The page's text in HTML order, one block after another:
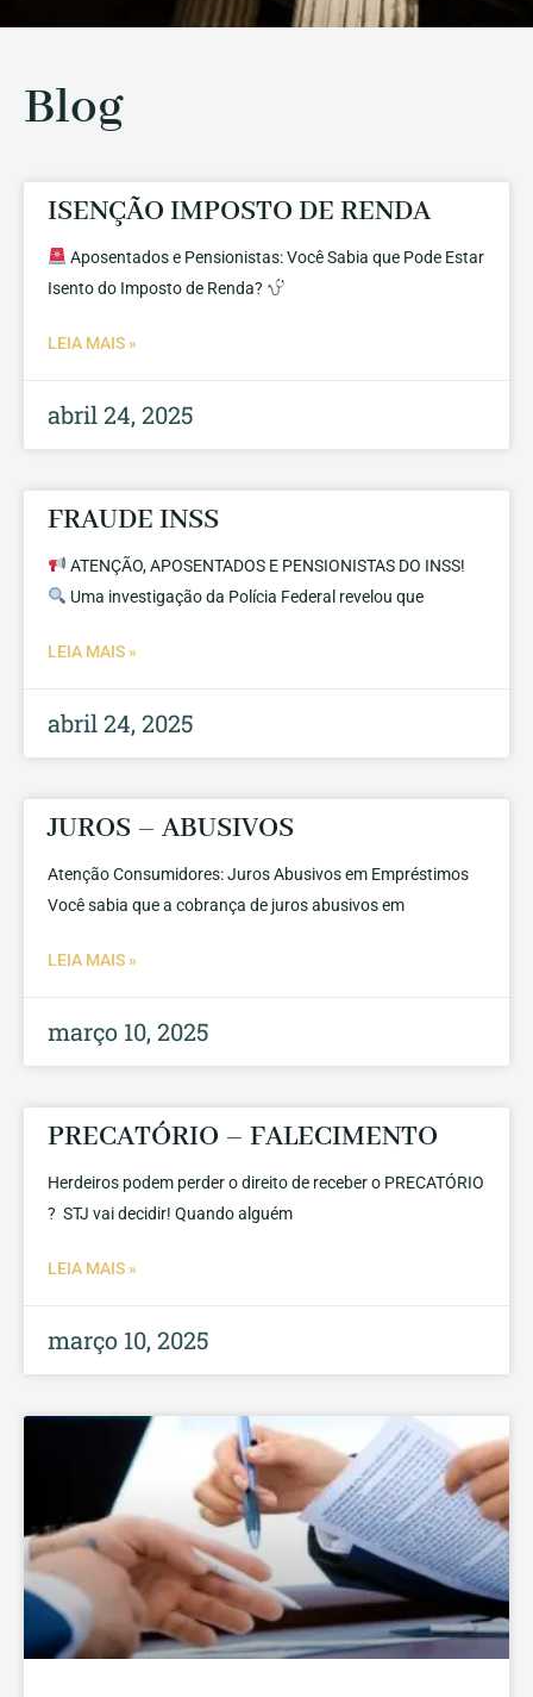
Blog
ISENÇÃO IMPOSTO DE RENDA
Aposentados e Pensionistas: Você Sabia que Pode Estar
Isento do Imposto de Renda?
LEIA MAIS »
abril 24, 2025
FRAUDE INSS
ATENÇÃO, APOSENTADOS E PENSIONISTAS DO INSS!
Uma investigação da Polícia Federal revelou que
LEIA MAIS »
abril 24, 2025
JUROS – ABUSIVOS
Atenção Consumidores: Juros Abusivos em Empréstimos
Você sabia que a cobrança de juros abusivos em
LEIA MAIS »
março 10, 2025
PRECATÓRIO – FALECIMENTO
Herdeiros podem perder o direito de receber o PRECATÓRIO
? STJ vai decidir! Quando alguém
LEIA MAIS »
março 10, 2025